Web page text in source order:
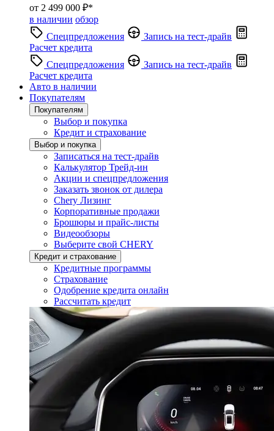
от 2 499 000 ₽*
в наличии обзор
Спецпредложения
Запись на тест-драйв
Расчет кредита
Спецпредложения
Запись на тест-драйв
Расчет кредита
Авто в наличии
Покупателям
Покупателям
Выбор и покупка
Кредит и страхование
Выбор и покупка
Записаться на тест-драйв
Калькулятор Трейд-ин
Акции и спецпредложения
Заказать звонок от дилера
Chery Лизинг
Корпоративные продажи
Брошюры и прайс-листы
Видеообзоры
Выберите свой CHERY
Кредит и страхование
Кредитные программы
Страхование
Одобрение кредита онлайн
Рассчитать кредит